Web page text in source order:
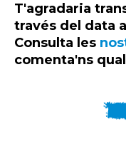
T'agradaria
través del data
Consulta les
comenta'ns